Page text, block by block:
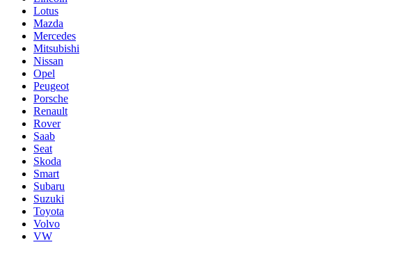
Lotus
Mazda
Mercedes
Mitsubishi
Nissan
Opel
Peugeot
Porsche
Renault
Rover
Saab
Seat
Skoda
Smart
Subaru
Suzuki
Toyota
Volvo
VW